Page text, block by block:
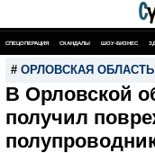
СПЕЦОПЕРАЦИЯ СКАНДАЛЫ ШОУ-БИЗНЕС
# ОРЛОВСКАЯ ОБЛАСТЬ
В Орловской
получил